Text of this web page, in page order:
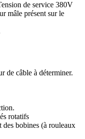
de service 380V
mâle présent sur le
de câble à déterminer.
rotatifs
bobines (à rouleaux